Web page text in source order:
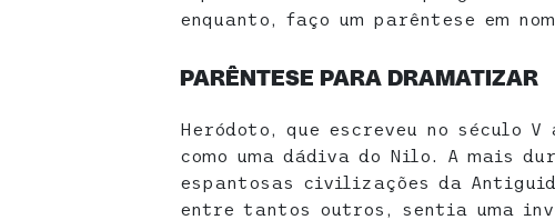
enquanto, faço um parêntese em
PARÊNTESE PARA DRAMATIZAR
Heródoto, que escreveu no século
como uma dádiva do Nilo. A mais
espantosas civilizações da
entre tantos outros, sentia uma